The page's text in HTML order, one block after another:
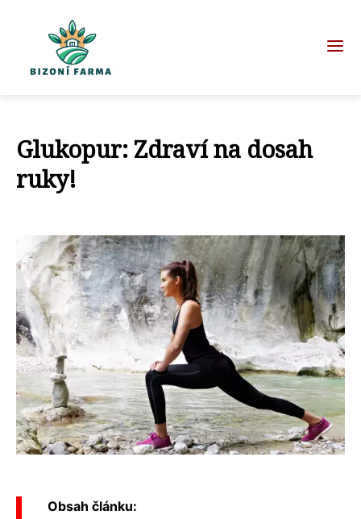
Glukopur: Zdraví na dosah
ruky!
Obsah článku: